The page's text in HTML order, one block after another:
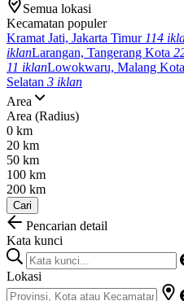
Semua lokasi
Kecamatan populer
Kramat Jati, Jakarta Timur 114
iklanLarangan, Tangerang Kota
11 iklanLowokwaru, Malang Kota
Selatan 3 iklan
Area
Area (Radius)
0 km
20 km
50 km
100 km
200 km
Cari
Pencarian detail
Kata kunci
Lokasi